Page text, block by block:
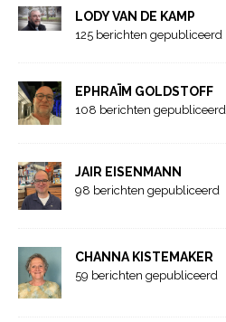
LODY VAN DE KAMP
125 berichten gepubliceerd
EPHRAÏM GOLDSTOFF
108 berichten gepubliceerd
JAIR EISENMANN
98 berichten gepubliceerd
CHANNA KISTEMAKER
59 berichten gepubliceerd